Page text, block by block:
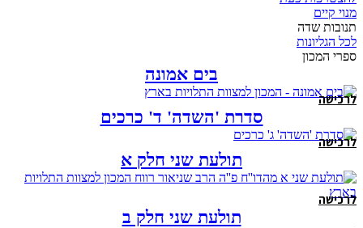
מנוי קיים
תנובות שדה
לכל הגליונות
ספרי המכון
בים אמונה
לרכישה
סדרת 'השדה' ד' כרכים
לרכישה
תולעת שני חלק א
לרכישה
תולעת שני חלק ב